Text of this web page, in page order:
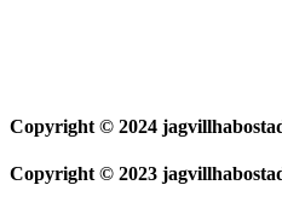
Copyright © 2024
Copyright © 2023